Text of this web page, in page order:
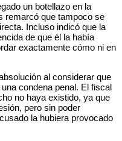
un botellazo en la
remarcó que tampoco se
Incluso indicó que la
de que él la había
exactamente cómo ni en
al considerar que
condena penal. El fiscal
no haya existido, ya que
pero sin poder
la hubiera provocado